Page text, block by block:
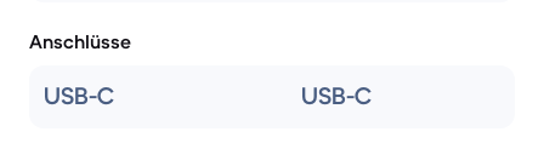
Anschlüsse
USB-C USB-C